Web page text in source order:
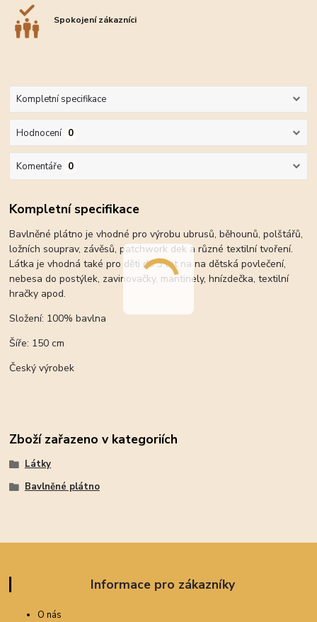
Spokojení zákazníci
Kompletní specifikace
Hodnocení 0
Komentáře 0
Kompletní specifikace
Bavlněné plátno je vhodné pro výrobu ubrusů, běhounů, polštářů,
ložních souprav, závěsů, patchwork dek a různé textilní tvoření.
Látka je vhodná také pro děti do 3 let na na dětská povlečení,
nebesa do postýlek, zavinovačky, mantinely, hnízdečka, textilní
hračky apod.
Složení: 100% bavlna
Šíře: 150 cm
Český výrobek
Zboží zařazeno v kategoriích
Látky
Bavlněné plátno
Informace pro zákazníky
O nás